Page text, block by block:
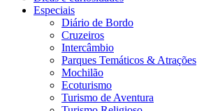
Especiais
Diário de Bordo
Cruzeiros
Intercâmbio
Parques Temáticos & Atrações
Mochilão
Ecoturismo
Turismo de Aventura